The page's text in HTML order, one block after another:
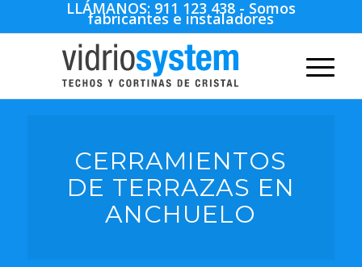
LLÁMANOS: 911 123 438 - Somos
fabricantes e instaladores
CERRAMIENTOS
DE TERRAZAS EN
ANCHUELO